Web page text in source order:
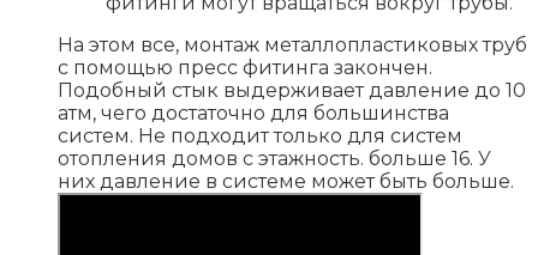
На этом все, монтаж металлопластиковых труб
с помощью пресс фитинга закончен.
Подобный стык выдерживает давление до 10
атм, чего достаточно для большинства
систем. Не подходит только для систем
отопления домов с этажность. больше 16. У
них давление в системе может быть больше.